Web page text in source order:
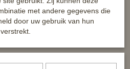
met andere gegevens die
door uw gebruik van hun